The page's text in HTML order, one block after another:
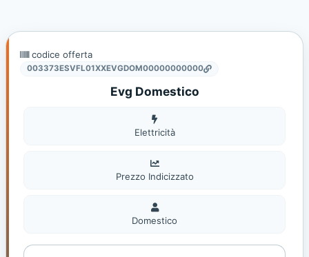
codice offerta
003373ESVFL01XXEVGDOM00000000000
Evg Domestico
Elettricità
Elettricità
Prezzo Indicizzato
Domestico
Domestico